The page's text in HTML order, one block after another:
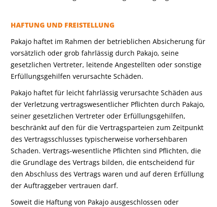
HAFTUNG UND FREISTELLUNG
Pakajo haftet im Rahmen der betrieblichen Absicherung für
vorsätzlich oder grob fahrlässig durch Pakajo, seine
gesetzlichen Vertreter, leitende Angestellten oder sonstige
Erfüllungsgehilfen verursachte Schäden.
Pakajo haftet für leicht fahrlässig verursachte Schäden aus
der Verletzung vertragswesentlicher Pflichten durch Pakajo,
seiner gesetzlichen Vertreter oder Erfüllungsgehilfen,
beschränkt auf den für die Vertragsparteien zum Zeitpunkt
des Vertragsschlusses typischerweise vorhersehbaren
Schaden. Vertrags-wesentliche Pflichten sind Pflichten, die
die Grundlage des Vertrags bilden, die entscheidend für
den Abschluss des Vertrags waren und auf deren Erfüllung
der Auftraggeber vertrauen darf.
Soweit die Haftung von Pakajo ausgeschlossen oder